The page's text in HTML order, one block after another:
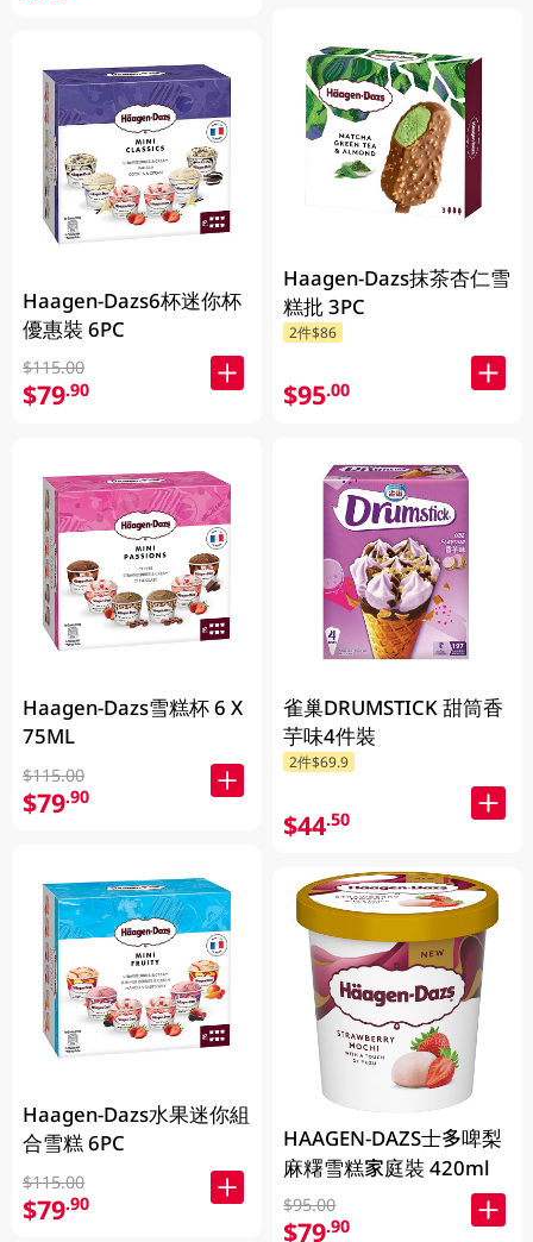
Haagen-Dazs6杯迷你杯
優惠裝 6PC
$115.00
$79.90
Haagen-Dazs雪糕杯 6 X
75ML
$115.00
$79.90
Haagen-Dazs水果迷你組
合雪糕 6PC
$115.00
$79.90
Haagen-Dazs抹茶杏仁雪
糕批 3PC
2件$86
$95.00
雀巢DRUMSTICK 甜筒香
芋味4件裝
2件$69.9
$44.50
HAAGEN-DAZS士多啤梨
麻糬雪糕家庭裝 420ml
$95.00
$79.90